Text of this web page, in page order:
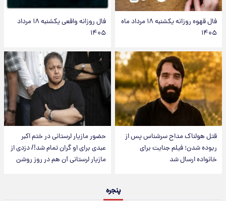
فال قهوه روزانه یکشنبه ۱۸ مرداد ماه
۱۴۰۵
فال روزانه واقعی یکشنبه ۱۸ مرداد
۱۴۰۵
قتل هولناک مداح سرشناس پس از
ربوده شدن؛ فیلم جنایت برای
خانواده ارسال شد
حضور مازیار لرستانی در ختم اکبر
عبدی برای او گران تمام شد!/ دزدی از
مازیار لرستانی آن هم در روز روشن
پنجره